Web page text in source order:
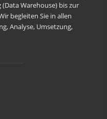
Warehouse) bis zur
begleiten Sie in allen
Analyse, Umsetzung,